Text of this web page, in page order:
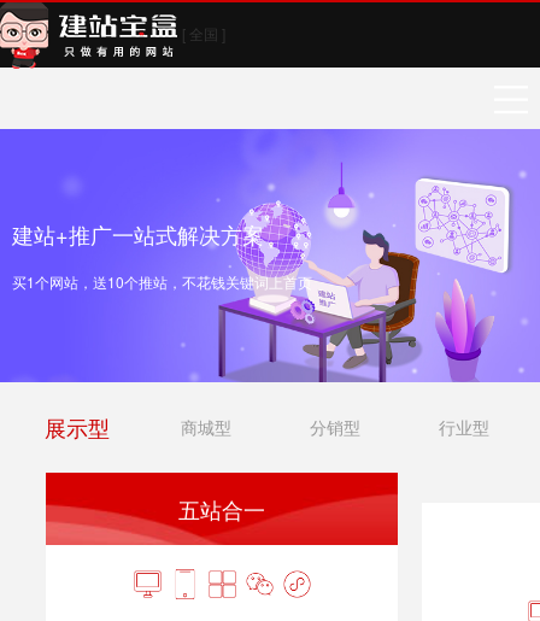
[ 全国 ]
建站+推广一站式解决方案
买1个网站，送10个推站，不花钱关键词上首页
展示型 商城型 分销型 行业型
五站合一